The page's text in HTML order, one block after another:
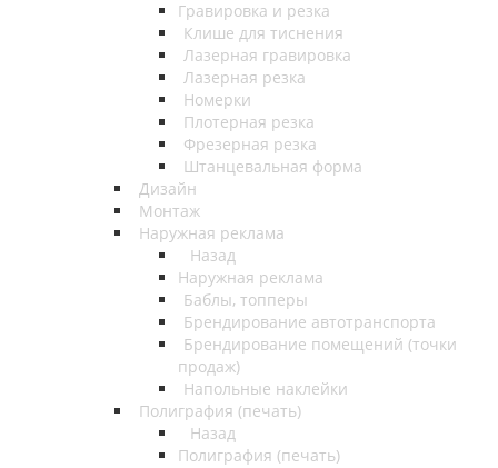
Гравировка и резка
Клише для тиснения
Лазерная гравировка
Лазерная резка
Номерки
Плотерная резка
Фрезерная резка
Штанцевальная форма
Дизайн
Монтаж
Наружная реклама
Назад
Наружная реклама
Баблы, топперы
Брендирование автотранспорта
Брендирование помещений (точки
продаж)
Напольные наклейки
Полиграфия (печать)
Назад
Полиграфия (печать)